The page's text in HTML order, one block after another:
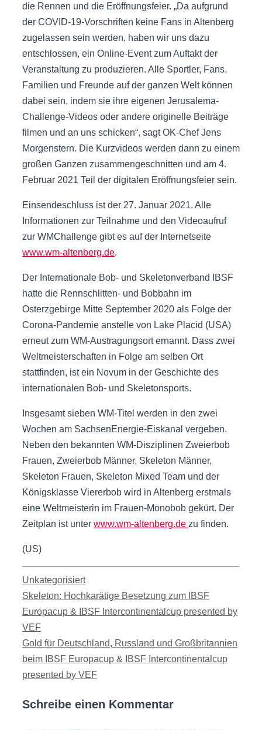
die Rennen und die Eröffnungsfeier. „Da aufgrund
der COVID-19-Vorschriften keine Fans in Altenberg
zugelassen sein werden, haben wir uns dazu
entschlossen, ein Online-Event zum Auftakt der
Veranstaltung zu produzieren. Alle Sportler, Fans,
Familien und Freunde auf der ganzen Welt können
dabei sein, indem sie ihre eigenen Jerusalema-
Challenge-Videos oder andere originelle Beiträge
filmen und an uns schicken“, sagt OK-Chef Jens
Morgenstern. Die Kurzvideos werden dann zu einem
großen Ganzen zusammengeschnitten und am 4.
Februar 2021 Teil der digitalen Eröffnungsfeier sein.
Einsendeschluss ist der 27. Januar 2021. Alle
Informationen zur Teilnahme und den Videoaufruf
zur WMChallenge gibt es auf der Internetseite
www.wm-altenberg.de.
Der Internationale Bob- und Skeletonverband IBSF
hatte die Rennschlitten- und Bobbahn im
Osterzgebirge Mitte September 2020 als Folge der
Corona-Pandemie anstelle von Lake Placid (USA)
erneut zum WM-Austragungsort ernannt. Dass zwei
Weltmeisterschaften in Folge am selben Ort
stattfinden, ist ein Novum in der Geschichte des
internationalen Bob- und Skeletonsports.
Insgesamt sieben WM-Titel werden in den zwei
Wochen am SachsenEnergie-Eiskanal vergeben.
Neben den bekannten WM-Disziplinen Zweierbob
Frauen, Zweierbob Männer, Skeleton Männer,
Skeleton Frauen, Skeleton Mixed Team und der
Königsklasse Viererbob wird in Altenberg erstmals
eine Weltmeisterin im Frauen-Monobob gekürt. Der
Zeitplan ist unter www.wm-altenberg.de zu finden.
(US)
Kategorien
Unkategorisiert
Skeleton: Hochkarätige Besetzung zum IBSF
Europacup & IBSF Intercontinentalcup presented by
VEF
Gold für Deutschland, Russland und Großbritannien
beim IBSF Europacup & IBSF Intercontinentalcup
presented by VEF
Schreibe einen Kommentar